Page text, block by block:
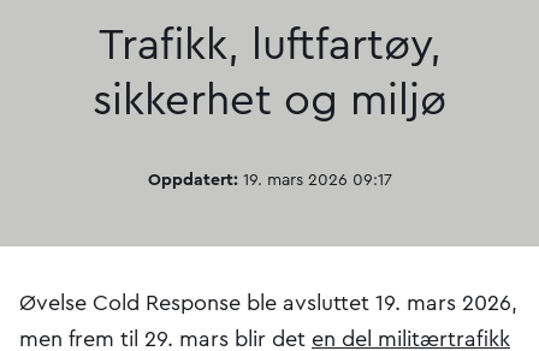
Trafikk, luftfartøy,
sikkerhet og miljø
Oppdatert:19. mars 2026 09:17
Øvelse Cold Response ble avsluttet 19. mars 2026,
men frem til 29. mars blir det en del militærtrafikk